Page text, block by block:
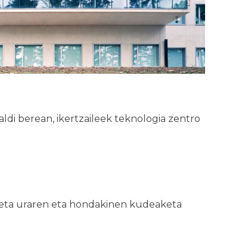
berean, ikertzaileek teknologia zentro
uraren eta hondakinen kudeaketa